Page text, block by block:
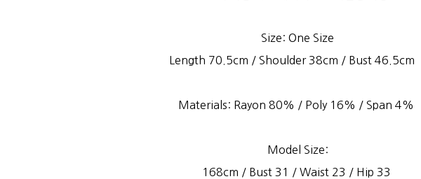
Size: One Size
Length 70.5cm / Shoulder 38cm / Bust 46.5cm
Materials: Rayon 80% / Poly 16% / Span 4%
Model Size:
168cm / Bust 31 / Waist 23 / Hip 33